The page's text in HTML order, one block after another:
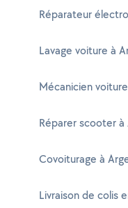
Réparateur
Lavage voiture à
Mécanicien
Réparer scooter à
Covoiturage à
Livraison de colis